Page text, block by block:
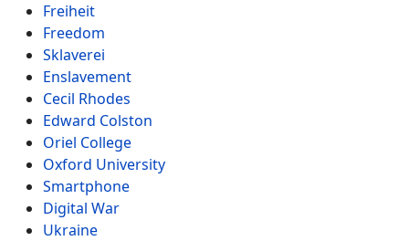
Freiheit
Freedom
Sklaverei
Enslavement
Cecil Rhodes
Edward Colston
Oriel College
Oxford University
Smartphone
Digital War
Ukraine